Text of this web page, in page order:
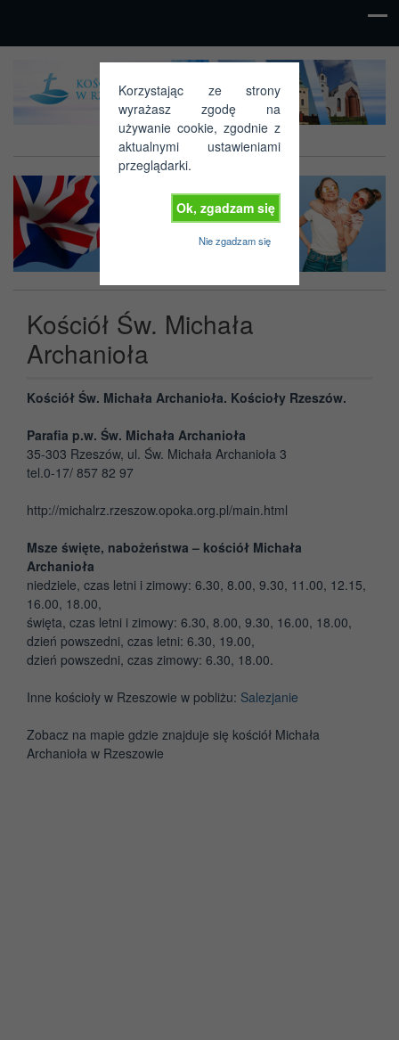
Korzystając ze strony
wyrażasz zgodę na
używanie cookie, zgodnie z
aktualnymi ustawieniami
przeglądarki.
Ok, zgadzam się
Nie zgadzam się
Kościoły w
Rzeszowie
Kościół Św. Michała
Archanioła
Kościół Św. Michała Archanioła. Kościoły Rzeszów.
Parafia p.w. Św. Michała Archanioła
35-303 Rzeszów, ul. Św. Michała Archanioła 3
tel.0-17/ 857 82 97
http://michalrz.rzeszow.opoka.org.pl/main.html
Msze święte, nabożeństwa – kościół Michała
Archanioła
niedziele, czas letni i zimowy: 6.30, 8.00, 9.30, 11.00, 12.15,
16.00, 18.00,
święta, czas letni i zimowy: 6.30, 8.00, 9.30, 16.00, 18.00,
dzień powszedni, czas letni: 6.30, 19.00,
dzień powszedni, czas zimowy: 6.30, 18.00.
Inne kościoły w Rzeszowie w pobliżu: Salezjanie
Zobacz na mapie gdzie znajduje się kościół Michała
Archanioła w Rzeszowie